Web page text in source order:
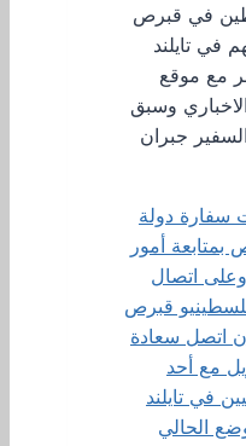
في قبرص
في تايلند
مع موقع
وسبق
جبران
سفارة دولة
أمور
وعلى اتصال
قبرص
اتصل سعادة
مع أحد
في تايلند
الحالي